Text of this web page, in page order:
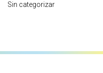
Sin categorizar